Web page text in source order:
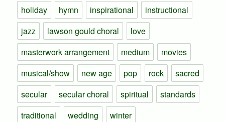
holiday
hymn inspirational
instructional
jazz
lawson gould choral
love
masterwork arrangement
medium
movies
musical/show
new age pop rock
sacred
secular
secular choral spiritual
standards
traditional
wedding winter